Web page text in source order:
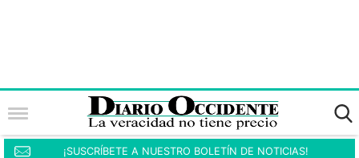
¡SUSCRÍBETE A NUESTRO BOLETÍN DE NOTICIAS!